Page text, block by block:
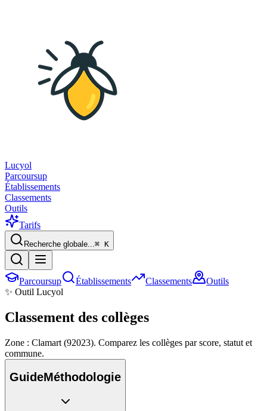
Lucyol
Parcoursup
Établissements
Classements
Outils
Tarifs
Recherche globale...⌘ K
Parcoursup Établissements Classements
Outils
✨ Outil Lucyol
Classement des collèges
Zone : Clamart (92023). Comparez les collèges par score, statut et
commune.
GuideMéthodologie